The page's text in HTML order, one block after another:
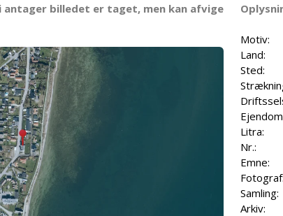
billedet er taget, men kan afvige
Motiv:
Land:
Sted:
Litra:
Nr.:
Emne:
Fotograf:
Samling:
Arkiv: